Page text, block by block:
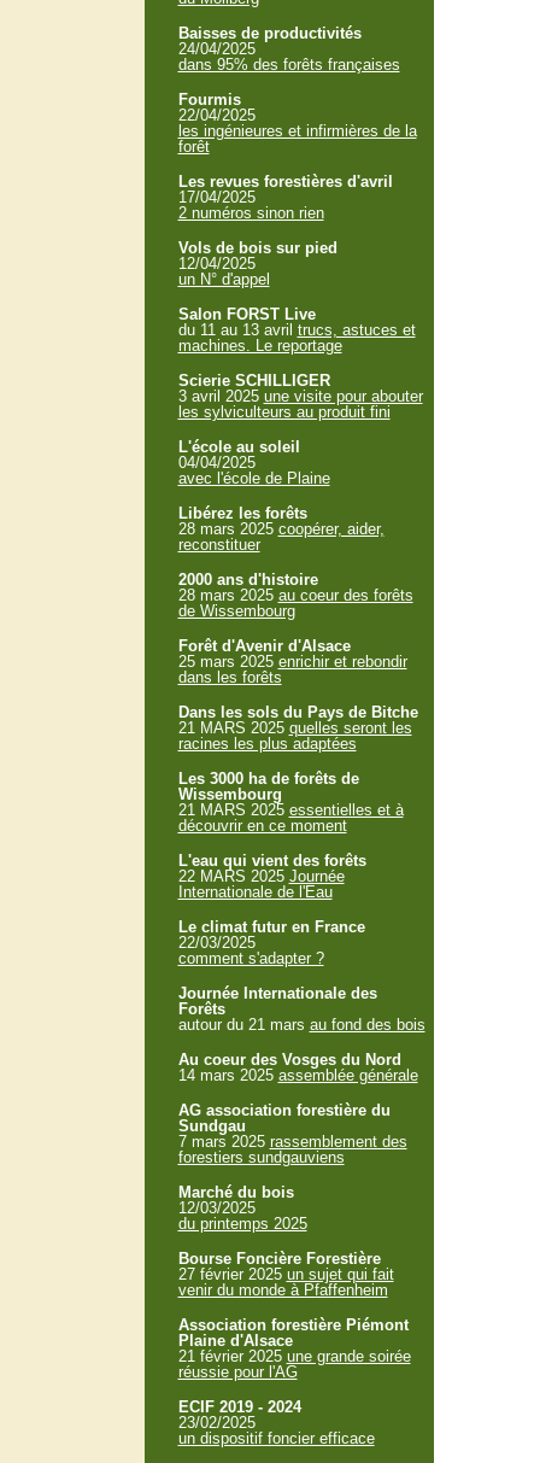
Baisses de productivités
24/04/2025
dans 95% des forêts françaises
Fourmis
22/04/2025
les ingénieures et infirmières de la
forêt
Les revues forestières d'avril
17/04/2025
2 numéros sinon rien
Vols de bois sur pied
12/04/2025
un N° d'appel
Salon FORST Live
du 11 au 13 avril trucs, astuces et
machines. Le reportage
Scierie SCHILLIGER
3 avril 2025 une visite pour abouter
les sylviculteurs au produit fini
L'école au soleil
04/04/2025
avec l'école de Plaine
Libérez les forêts
28 mars 2025 coopérer, aider,
reconstituer
2000 ans d'histoire
28 mars 2025 au coeur des forêts
de Wissembourg
Forêt d'Avenir d'Alsace
25 mars 2025 enrichir et rebondir
dans les forêts
Dans les sols du Pays de Bitche
21 MARS 2025 quelles seront les
racines les plus adaptées
Les 3000 ha de forêts de
Wissembourg
21 MARS 2025 essentielles et à
découvrir en ce moment
L'eau qui vient des forêts
22 MARS 2025 Journée
Internationale de l'Eau
Le climat futur en France
22/03/2025
comment s'adapter ?
Journée Internationale des
Forêts
autour du 21 mars au fond des bois
Au coeur des Vosges du Nord
14 mars 2025 assemblée générale
AG association forestière du
Sundgau
7 mars 2025 rassemblement des
forestiers sundgauviens
Marché du bois
12/03/2025
du printemps 2025
Bourse Foncière Forestière
27 février 2025 un sujet qui fait
venir du monde à Pfaffenheim
Association forestière Piémont
Plaine d'Alsace
21 février 2025 une grande soirée
réussie pour l'AG
ECIF 2019 - 2024
23/02/2025
un dispositif foncier efficace